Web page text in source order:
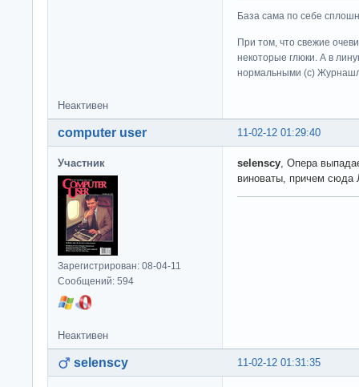
База сама по себе
При том, что свежие
некоторые глюки. А в
нормальными (c)
Неактивен
11-02-12 01:29:40
computer user
Участник
Зарегистрирован: 08-04-11
Сообщений: 594
selenscy, Опера
виноваты, причем сюда
Неактивен
11-02-12 01:31:35
selenscy